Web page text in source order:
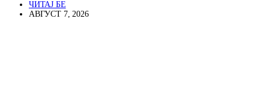
ЧИТАЈ БЕ
АВГУСТ 7, 2026